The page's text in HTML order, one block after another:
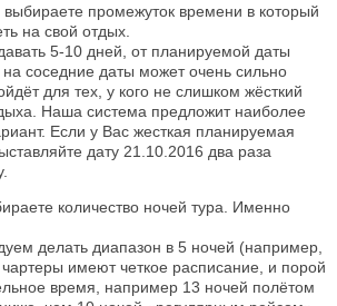
выбираете промежуток времени в который
на свой отдых.
5-10 дней, от планируемой даты
на соседние даты может очень сильно
для тех, у кого не слишком жёсткий
Наша система предложит наиболее
Если у Вас жесткая планируемая
дату 21.10.2016 два раза
количество ночей тура. Именно
делать диапазон в 5 ночей (например,
чартеры имеют четкое расписание, и порой
время, например 13 ночей полётом